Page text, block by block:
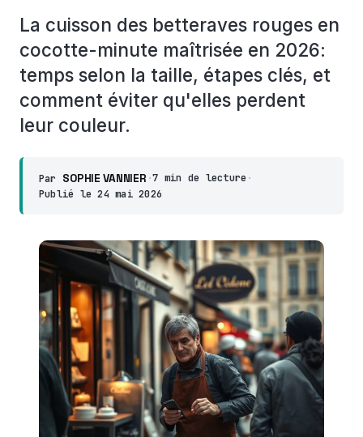
La cuisson des betteraves rouges en
cocotte-minute maîtrisée en 2026:
temps selon la taille, étapes clés, et
comment éviter qu'elles perdent
leur couleur.
Par SOPHIE VANNIER ·7 min de lecture ·
Publié le24 mai 2026